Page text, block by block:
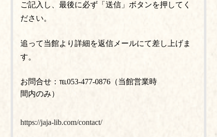
ご記入し、最後に必ず「送信」ボタンを押してく
ださい。
追って当館より詳細を返信メールにて差し上げま
す。
お問合せ：℡053-477-0876（当館営業時
間内のみ）
https://jaja-lib.com/contact/